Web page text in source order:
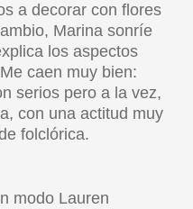
a decorar con flores
Marina sonríe
los aspectos
caen muy bien:
serios pero a la vez,
con una actitud muy
folclórica.
modo Lauren